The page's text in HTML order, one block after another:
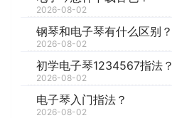
2026-08-02
钢琴和电子琴有什么区别？
2026-08-02
初学电子琴1234567指法？
2026-08-02
电子琴入门指法？
2026-08-02